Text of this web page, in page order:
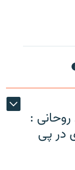
:
در پی